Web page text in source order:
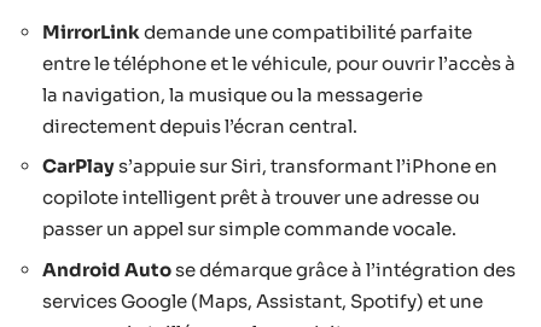
MirrorLink demande une compatibilité parfaite
entre le téléphone et le véhicule, pour ouvrir l’accès à
la navigation, la musique ou la messagerie
directement depuis l’écran central.
CarPlays’appuie sur Siri, transformant l’iPhone en
copilote intelligent prêt à trouver une adresse ou
passer un appel sur simple commande vocale.
Android Autose démarque grâce à l’intégration des
services Google (Maps, Assistant, Spotify) et une